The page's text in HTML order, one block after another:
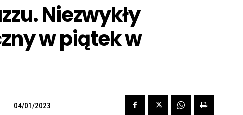
Niezwykły
w piątek w
04/01/2023